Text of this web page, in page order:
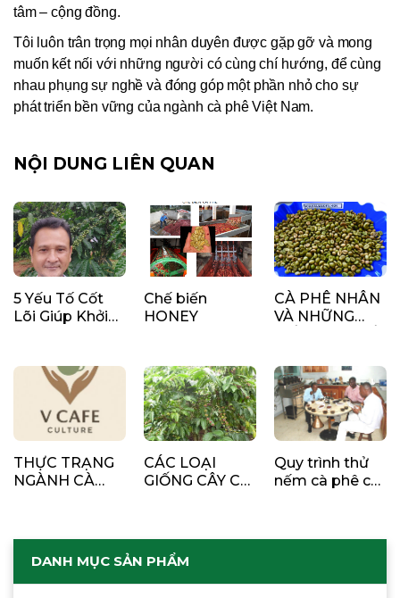
tâm – cộng đồng.
Tôi luôn trân trọng mọi nhân duyên được gặp gỡ và mong
muốn kết nối với những người có cùng chí hướng, để cùng
nhau phụng sự nghề và đóng góp một phần nhỏ cho sự
phát triển bền vững của ngành cà phê Việt Nam.
NỘI DUNG LIÊN QUAN
5 Yếu Tố Cốt
Lõi Giúp Khởi
Công
Chế biến
HONEY
CÀ PHÊ NHÂN
VÀ NHỮNG
CHUẨN CHẤT
LƯỢNG
THỰC TRẠNG
NGÀNH CÀ
CÁC LOẠI
GIỐNG CÂY CÀ
Quy trình thử
nếm cà phê cơ
DANH MỤC SẢN PHẨM